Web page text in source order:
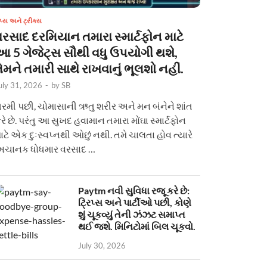
અને ટ્રીક્સ
દરમિયાન તમારા સ્માર્ટફોન માટે
5 ગેજેટ્સ સૌથી વધુ ઉપયોગી થશે,
તમારી સાથે રાખવાનું ભૂલશો નહીં.
31, 2026 - bySB
પછી, ચોમાસાની ઋતુ શરીર અને મન બંનેને શાંત
છે. પરંતુ આ સુખદ હવામાન તમારા મોંઘા સ્માર્ટફોન
એક દુઃસ્વપ્નથી ઓછું નથી. તમે ચાલતા હોવ ત્યારે
ધોધમાર વરસાદ …
Paytm નવી સુવિધા રજૂ કરે છે:
ટ્રિપ્સ અને પાર્ટીઓ પછી, કોણે
શું ચૂકવ્યું તેની ઝંઝટ સમાપ્ત
થઈ જશે. મિનિટોમાં બિલ ચૂકવો.
July 30, 2026